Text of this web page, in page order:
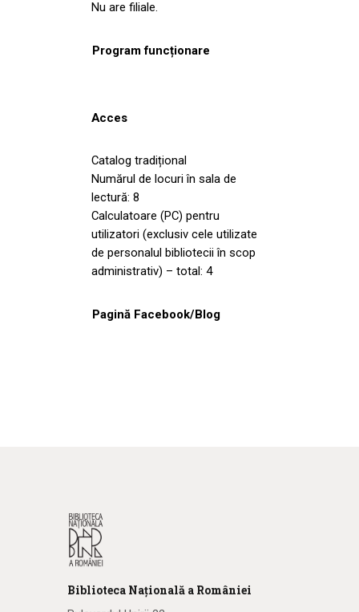
Nu are filiale.
Program funcționare
Acces
Catalog tradițional
Numărul de locuri în sala de
lectură: 8
Calculatoare (PC) pentru
utilizatori (exclusiv cele utilizate
de personalul bibliotecii în scop
administrativ) – total: 4
Pagină Facebook/Blog
Biblioteca Națională a României